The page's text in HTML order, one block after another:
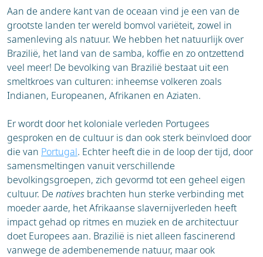
Aan de andere kant van de oceaan vind je een van de
grootste landen ter wereld bomvol variëteit, zowel in
samenleving als natuur. We hebben het natuurlijk over
Brazilië, het land van de samba, koffie en zo ontzettend
veel meer! De bevolking van Brazilië bestaat uit een
smeltkroes van culturen: inheemse volkeren zoals
Indianen, Europeanen, Afrikanen en Aziaten.
Er wordt door het koloniale verleden Portugees
gesproken en de cultuur is dan ook sterk beïnvloed door
die van Portugal. Echter heeft die in de loop der tijd, door
samensmeltingen vanuit verschillende
bevolkingsgroepen, zich gevormd tot een geheel eigen
cultuur. De natives brachten hun sterke verbinding met
moeder aarde, het Afrikaanse slavernijverleden heeft
impact gehad op ritmes en muziek en de architectuur
doet Europees aan. Brazilië is niet alleen fascinerend
vanwege de adembenemende natuur, maar ook